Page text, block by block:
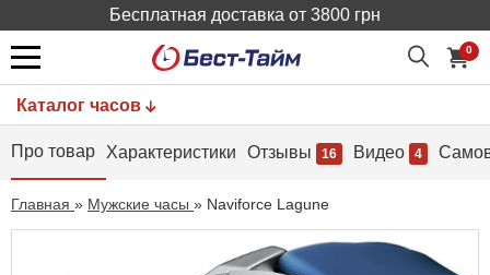
Бесплатная доставка от 3800 грн
0
Каталог часов
Про товар Характеристики Отзывы 16 Видео 4
Главная » Мужские часы » Naviforce Lagune